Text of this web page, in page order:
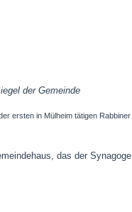
der Gemeinde
ersten in Mülheim tätigen Rabbiner
das der Synagoge